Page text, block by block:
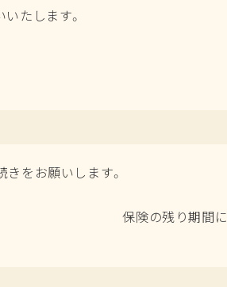
態にしていただきます
者ご本人様から直接解約
解約返戻金